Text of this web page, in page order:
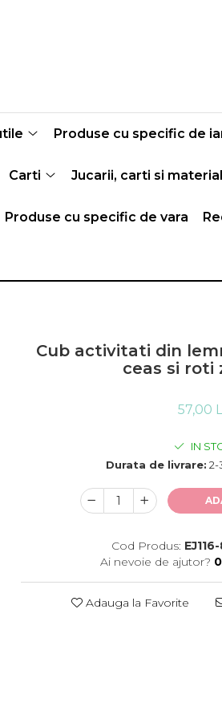
Produse cu specific de
Carti Jucarii, carti si
Produse cu specific de vara
Cub activitati din
ceas si roti
57,00
IN
Durata de livrare: 2-
Cod Produs:
Ai nevoie de ajutor?
Adauga la Favorite